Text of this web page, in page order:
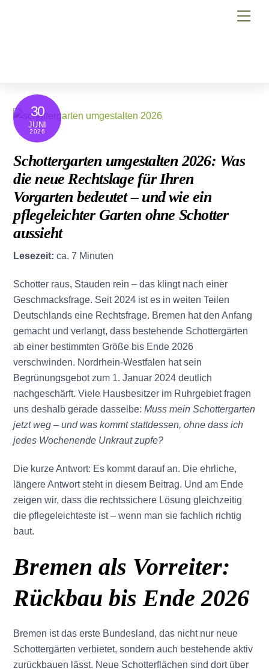
30
JUNI
2026
Schottergarten umgestalten 2026: Was
die neue Rechtslage für Ihren
Vorgarten bedeutet – und wie ein
pflegeleichter Garten ohne Schotter
aussieht
Lesezeit: ca. 7 Minuten
Schotter raus, Stauden rein – das klingt nach einer
Geschmacksfrage. Seit 2024 ist es in weiten Teilen
Deutschlands eine Rechtsfrage. Bremen hat den Anfang
gemacht und verlangt, dass bestehende Schottergärten
ab einer bestimmten Größe bis Ende 2026
verschwinden. Nordrhein-Westfalen hat sein
Begrünungsgebot zum 1. Januar 2024 deutlich
nachgeschärft. Viele Hausbesitzer im Ruhrgebiet fragen
uns deshalb gerade dasselbe:Muss mein Schottergarten
jetzt weg – und was kommt stattdessen, ohne dass ich
jedes Wochenende Unkraut zupfe?
Die kurze Antwort: Es kommt darauf an. Die ehrliche,
längere Antwort steht in diesem Beitrag. Und am Ende
zeigen wir, dass die rechtssichere Lösung gleichzeitig
die pflegeleichteste ist – wenn man sie fachlich richtig
baut.
Bremen als Vorreiter:
Rückbau bis Ende 2026
Bremen ist das erste Bundesland, das nicht nur neue
Schottergärten verbietet, sondern auch bestehende aktiv
zurückbauen lässt. Neue Schotterflächen sind dort über